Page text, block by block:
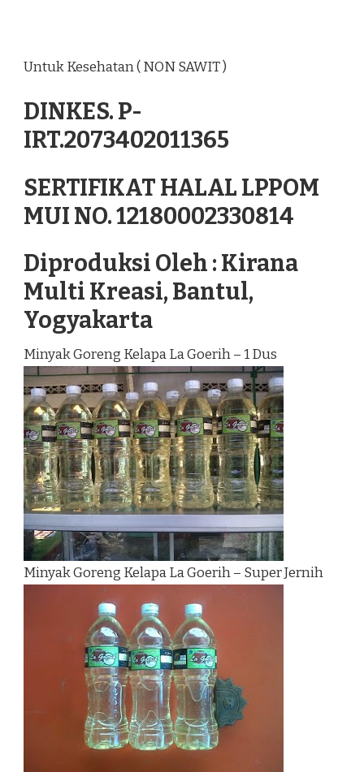
Untuk Kesehatan ( NON SAWIT )
DINKES. P-
IRT.2073402011365
SERTIFIKAT HALAL LPPOM
MUI NO. 12180002330814
Diproduksi Oleh : Kirana
Multi Kreasi, Bantul,
Yogyakarta
Minyak Goreng Kelapa La Goerih – 1 Dus
Minyak Goreng Kelapa La Goerih – Super Jernih